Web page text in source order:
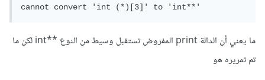
cannot convert 'int (*)[3]' to 'int**'
ما يعني أن الدالة print المفروض تستقبل وسيط من النوع **int لكن ما
تم تمريره هو